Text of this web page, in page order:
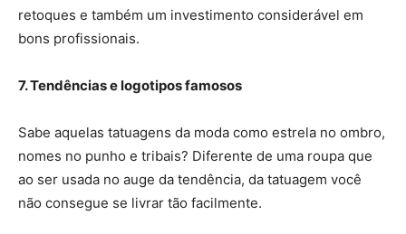
retoques e também um investimento considerável em
bons profissionais.
7. Tendências e logotipos famosos
Sabe aquelas tatuagens da moda como estrela no ombro,
nomes no punho e tribais? Diferente de uma roupa que
ao ser usada no auge da tendência, da tatuagem você
não consegue se livrar tão facilmente.